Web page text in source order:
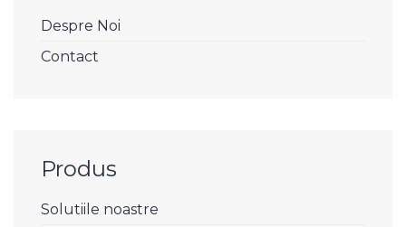
Despre Noi
Contact
Produs
Solutiile noastre